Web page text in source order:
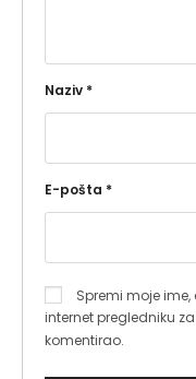
Naziv *
E-pošta *
Spremi moje
internet pregledniku
komentirao.